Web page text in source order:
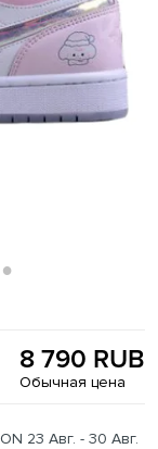
8 790 RUB
Обычная цена
23 Авг. - 30 Авг.